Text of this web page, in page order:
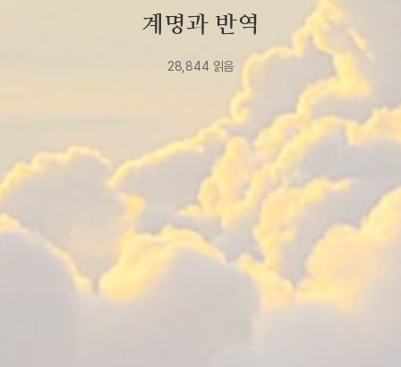
계명과 반역
2022년
28,844 읽음